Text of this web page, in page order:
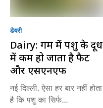
डेयरी
Dairy: गर्मी में पशु के दूध
में कम हो जाता है फैट
और एसएनएफ
नई दिल्ली. ऐसा हर बार नहीं होता
है कि पशु का सिर्फ...